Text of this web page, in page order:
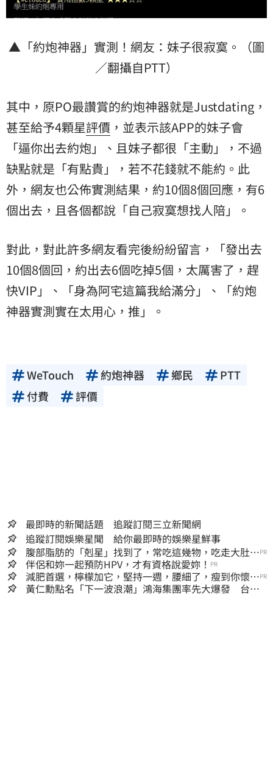
▲「約炮神器」實測！網友：妹子很寂寞。（圖
／翻攝自PTT）
其中，原PO最讚賞的約炮神器就是Justdating，
甚至給予4顆星評價 ，並表示該APP的妹子會
「逼你出去約炮」、且妹子都很「主動」，不過
缺點就是「有點貴」，若不花錢就不能約。此
外，網友也公佈實測結果，約10個8個回應，有6
個出去，且各個都說「自己寂寞想找人陪」。
對此，對此許多網友看完後紛紛留言，「發出去
10個8個回，約出去6個吃掉5個，太厲害了，趕
快VIP」、「身為阿宅這篇我給滿分」、「約炮
神器實測實在太用心，推」。
WeTouch 約炮神器 鄉民
PTT
付費
評價
最即時的新聞話題 追蹤訂閱三立新聞網
追蹤訂閱娛樂星聞 給你最即時的娛樂星鮮事
腹部脂肪的「剋星」找到了，常吃這幾物，吃走大肚
囊，瘦出小蠻腰
PR
伴侶和妳一起預防HPV，才有資格說愛妳！ PR
減肥首選，檸檬加它，堅持一週，腰細了，瘦到你懷疑
人生
PR
黃仁勳點名「下一波浪潮」鴻海集團率先大爆發 台股